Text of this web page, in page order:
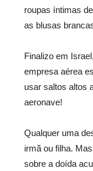
roupas íntimas
as blusas
Finalizo em
empresa aérea
usar saltos altos
aeronave!
Qualquer uma
irmã ou filha.
sobre a doída